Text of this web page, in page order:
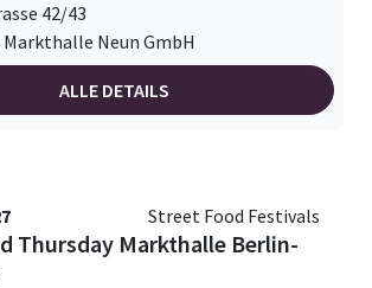
42/43
Neun GmbH
ALLE DETAILS
Street Food Festivals
Thursday Markthalle Berlin-